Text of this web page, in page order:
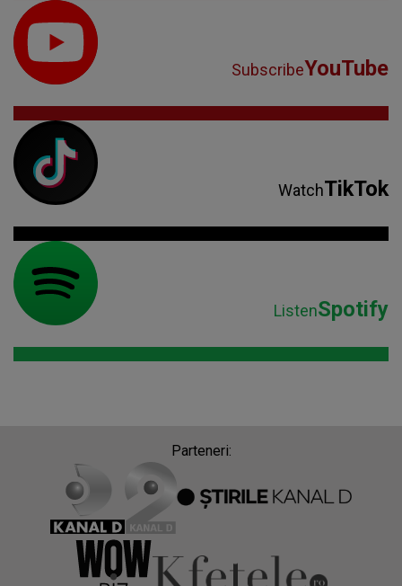
SubscribeYouTube
WatchTikTok
ListenSpotify
Parteneri: